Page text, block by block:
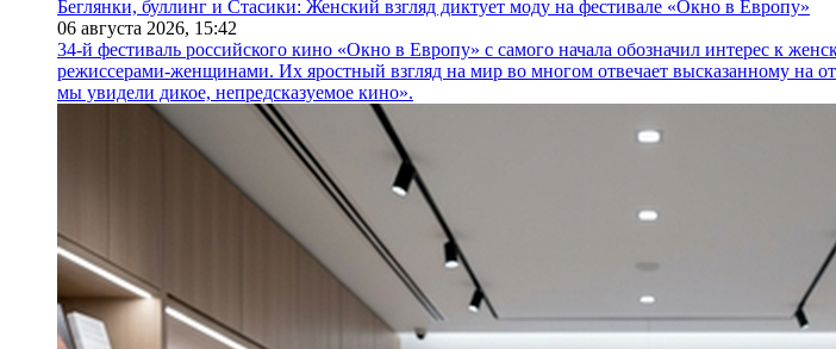
Беглянки, буллинг и Стасики: Женский взгляд диктует моду на фестивале «Окно в Европу»
06 августа 2026, 15:42
34-й фестиваль российского кино «Окно в Европу» с самого начала обозначил интерес к
режиссерами-женщинами. Их яростный взгляд на мир во многом отвечает высказанному на
мы увидели дикое, непредсказуемое кино».